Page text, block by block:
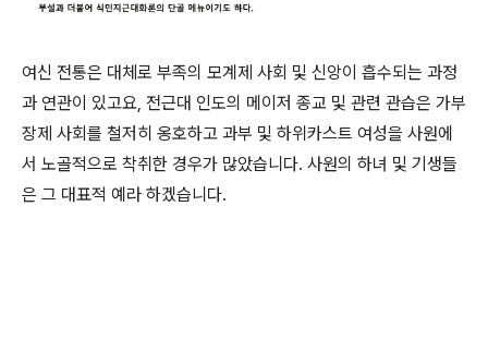
여신 전통은 대체로 부족의 모계제 사회 및 신앙이 흡수되는 과정
과 연관이 있고요, 전근대 인도의 메이저 종교 및 관련 관습은 가부
장제 사회를 철저히 옹호하고 과부 및 하위카스트 여성을 사원에
서 노골적으로 착취한 경우가 많았습니다. 사원의 하녀 및 기생들
은 그 대표적 예라 하겠습니다.